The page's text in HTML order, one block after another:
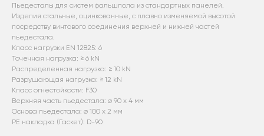
Пьедесталы для систем фальшпола из стандартных панелей.
Изделия стальные, оцинкованные, с плавно изменяемой высотой
посредству винтового соединения верхней и нижней частей
пьедестала.
Класс нагрузки EN 12825: 6
Точечная нагрузка: ≥ 6 kN
Распределенная нагрузка: ≥ 10 kN
Разрушающая нагрузка: ≥ 12 kN
Класс огнестойкости: F30
Верхняя часть пьедестала: ø 90 х 4 мм
Основа пьедестала: ø 100 х 2 мм
PE накладка (Гаскет): D-90